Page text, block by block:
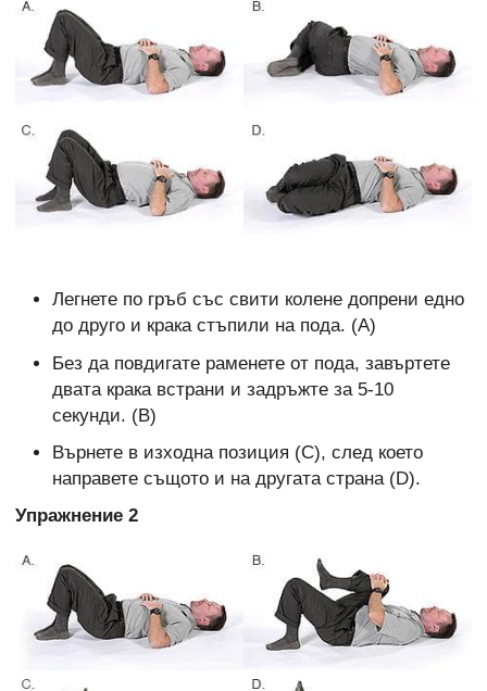
Легнете по гръб със свити колене допрени едно
до друго и крака стъпили на пода. (А)
Без да повдигате раменете от пода, завъртете
двата крака встрани и задръжте за 5-10
секунди. (В)
Върнете в изходна позиция (С), след което
направете същото и на другата страна (D).
Упражнение 2